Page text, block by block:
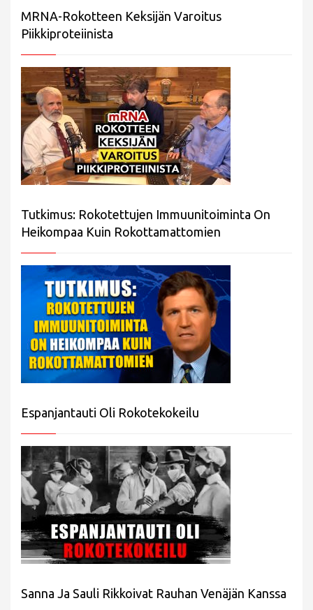
MRNA-Rokotteen Keksijän Varoitus
Piikkiproteiinista
Tutkimus: Rokotettujen Immuunitoiminta On
Heikompaa Kuin Rokottamattomien
Espanjantauti Oli Rokotekokeilu
Sanna Ja Sauli Rikkoivat Rauhan Venäjän Kanssa